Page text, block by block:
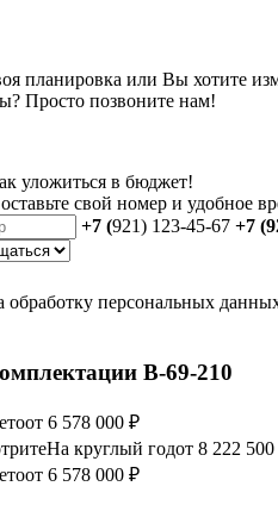
планировка или Вы хотите
Просто позвоните нам!
уложиться в бюджет!
свой номер и удобное
+7 (921) 123-45-67 +7
обработку персональных
В-69-210
от 6 578 000 ₽
На круглый годот 8 222
от 6 578 000 ₽